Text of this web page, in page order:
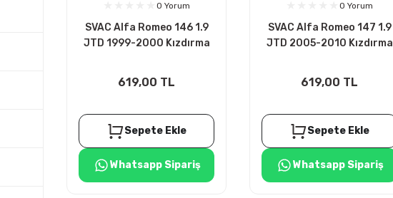
0 Yorum
SVAC Alfa Romeo 146 1.9
JTD 1999-2000 Kızdırma
619,00 TL
Sepete Ekle
Whatsapp Sipariş
0 Yorum
SVAC Alfa Romeo 147 1.9
JTD 2005-2010 Kızdırma
619,00 TL
Sepete Ekle
Whatsapp Sipariş